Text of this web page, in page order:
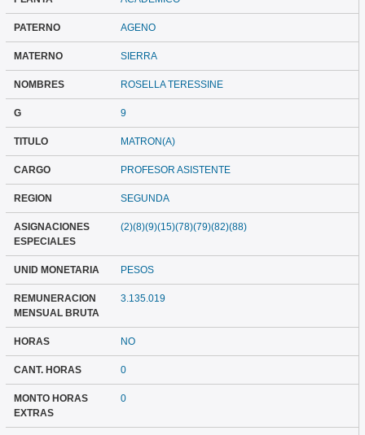
PATERNO AGENO
MATERNO SIERRA
NOMBRES ROSELLA TERESSINE
G 9
TITULO MATRON(A)
CARGO PROFESOR ASISTENTE
REGION SEGUNDA
ASIGNACIONES
ESPECIALES
(2)(8)(9)(15)(78)(79)(82)(88)
UNID MONETARIA PESOS
REMUNERACION
MENSUAL BRUTA
3.135.019
HORAS NO
CANT. HORAS 0
MONTO HORAS
EXTRAS
0